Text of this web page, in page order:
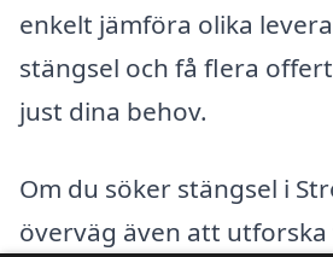
enkelt jämföra olika
stängsel och få flera
just dina behov.
Om du söker stängsel i
överväg även att